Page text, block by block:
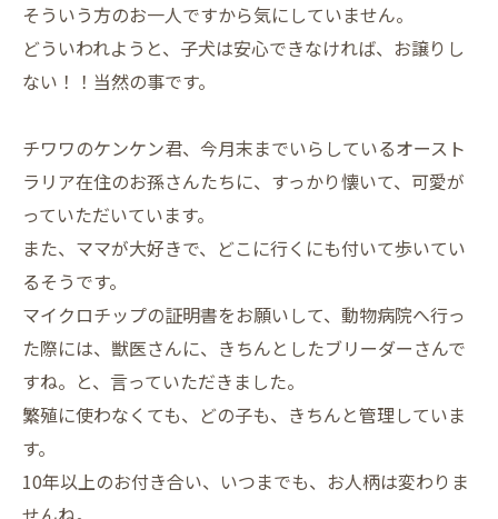
そういう方のお一人ですから気にしていません。
どういわれようと、子犬は安心できなければ、お譲りし
ない！！当然の事です。
チワワのケンケン君、今月末までいらしているオースト
ラリア在住のお孫さんたちに、すっかり懐いて、可愛が
っていただいています。
また、ママが大好きで、どこに行くにも付いて歩いてい
るそうです。
マイクロチップの証明書をお願いして、動物病院へ行っ
た際には、獣医さんに、きちんとしたブリーダーさんで
すね。と、言っていただきました。
繁殖に使わなくても、どの子も、きちんと管理していま
す。
10年以上のお付き合い、いつまでも、お人柄は変わりま